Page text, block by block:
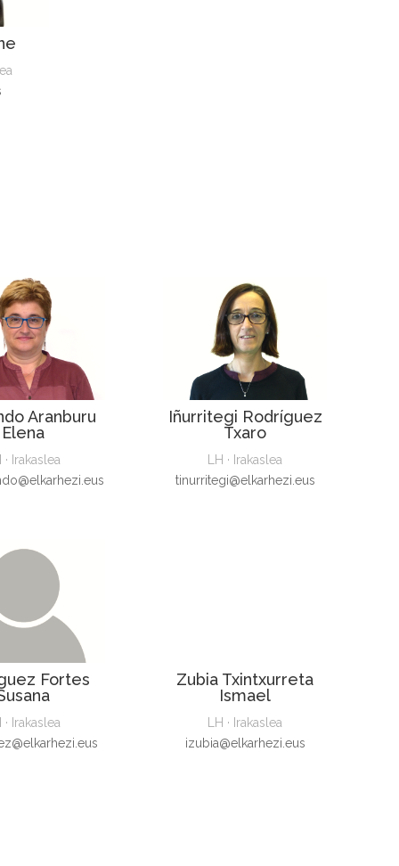
Aranburu
Elena
· Irakaslea
Iñurritegi Rodríguez
Txaro
LH · Irakaslea
tinurritegi@elkarhezi.eus
Fortes
· Irakaslea
Zubia Txintxurreta
Ismael
LH · Irakaslea
izubia@elkarhezi.eus